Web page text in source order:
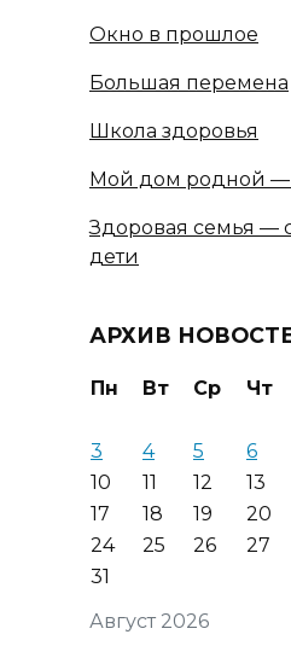
Окно в прошлое
Большая перемена
Школа здоровья
Мой дом родной —
Здоровая семья —
дети
АРХИВ
Август 2026
Пн Вт Ср Чт
3
4 5 6
10
11 12 13
17
18 19 20
24
25 26 27
31